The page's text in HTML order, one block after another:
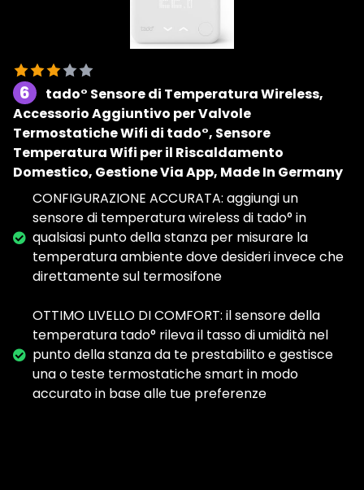
6
tado° Sensore di Temperatura Wireless,
Accessorio Aggiuntivo per Valvole
Termostatiche Wifi di tado°, Sensore
Temperatura Wifi per il Riscaldamento
Domestico, Gestione Via App, Made In Germany
CONFIGURAZIONE ACCURATA: aggiungi un
sensore di temperatura wireless di tado° in
qualsiasi punto della stanza per misurare la
temperatura ambiente dove desideri invece che
direttamente sul termosifone
OTTIMO LIVELLO DI COMFORT: il sensore della
temperatura tado° rileva il tasso di umidità nel
punto della stanza da te prestabilito e gestisce
una o teste termostatiche smart in modo
accurato in base alle tue preferenze